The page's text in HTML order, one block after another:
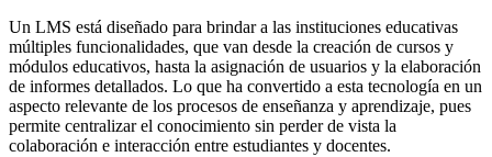
Un LMS está diseñado para brindar a las instituciones educativas
múltiples funcionalidades, que van desde la creación de cursos y
módulos educativos, hasta la asignación de usuarios y la elaboración
de informes detallados. Lo que ha convertido a esta tecnología en un
aspecto relevante de los procesos de enseñanza y aprendizaje, pues
permite centralizar el conocimiento sin perder de vista la
colaboración e interacción entre estudiantes y docentes.